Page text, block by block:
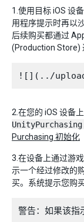
1.使用目标 iOS 设
用程序提示时再以
后续购买都通过
(Production Store)
2.在您的 iOS 设备
Purchasing 初始化
3.在设备上通过游
示一个经过修改的
买。系统提示您购
警告：如果该指